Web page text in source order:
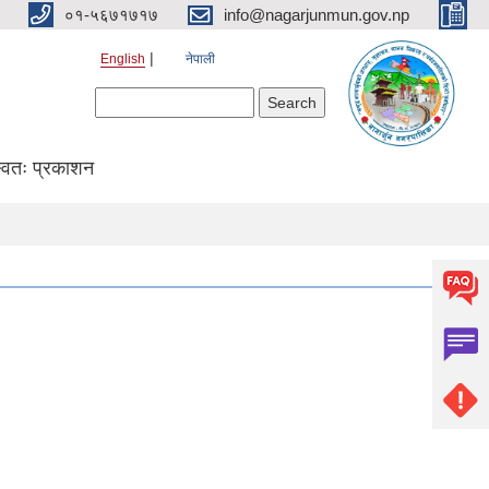
०१-५६७१७१७ info@nagarjunmun.gov.np
English नेपाली
प्रकाशन